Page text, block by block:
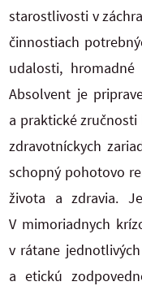
starostlivosti v
činnostiach
udalosti,
Absolvent je
a praktické
zdravotníckych
schopný pohotovo
života a zdravia.
V mimoriadnych
v rátane
a etickú